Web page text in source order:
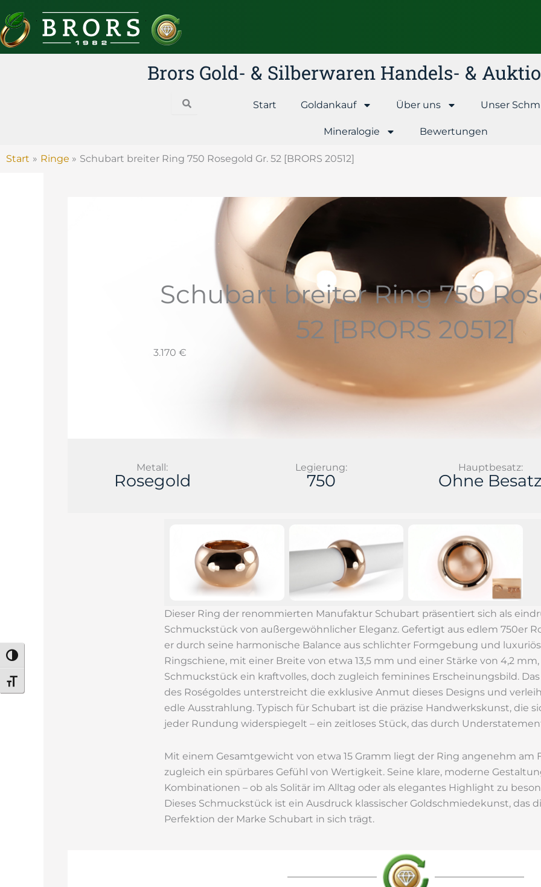
Umschalten auf hohe Kontraste
Schrift vergrößern
Inhalt
springen
Brors Gold- & Silberwaren Handels- &
Search
Start Goldankauf Über uns Unser
Mineralogie Bewertungen
Start Ringe Schubart breiter Ring 750 Rosegold Gr. 52 [BRORS 20512]
Schubart breiter Ring 750
52 [BRORS 20512]
3.170 €
Metall:
Rosegold
Legierung:
750
Hauptbesatz:
Ohne
Dieser Ring der renommierten Manufaktur Schubart präsentiert sich als
Schmuckstück von außergewöhnlicher Eleganz. Gefertigt aus edlem 750er
er durch seine harmonische Balance aus schlichter Formgebung und
Ringschiene, mit einer Breite von etwa 13,5 mm und einer Stärke von 4,2
Schmuckstück ein kraftvolles, doch zugleich feminines Erscheinungsbild.
des Roségoldes unterstreicht die exklusive Anmut dieses Designs und
edle Ausstrahlung. Typisch für Schubart ist die präzise Handwerkskunst, die
jeder Rundung widerspiegelt – ein zeitloses Stück, das durch
Mit einem Gesamtgewicht von etwa 15 Gramm liegt der Ring angenehm
zugleich ein spürbares Gefühl von Wertigkeit. Seine klare, moderne
Kombinationen – ob als Solitär im Alltag oder als elegantes Highlight zu
Dieses Schmuckstück ist ein Ausdruck klassischer Goldschmiedekunst, das
Perfektion der Marke Schubart in sich trägt.